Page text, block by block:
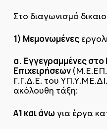
Στο διαγωνισμό
1) Μεμονωμένες
α. Εγγεγραμμένες
Επιχειρήσεων(Μ.Ε.ΕΠ.)
Γ.Γ.Δ.Ε. του
ακόλουθη τάξη:
Α1 και άνωγια έργα